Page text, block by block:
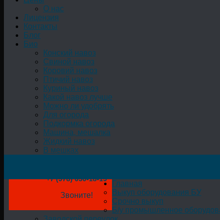
О нас
Лицензия
Контакты
Блог
Био
Конский навоз
Свиной навоз
Коровий навоз
Птичий навоз
Куриный навоз
Какой навоз лучше
Можно ли удобрять
Для огорода
Подкормка огорода
Машина, мешалка
Жидкий навоз
В мешках
+7 (978) 050-18-19
Звоните!
Главная
Выкуп оборудования БУ
Срочно выкуп
Б/у промышленное